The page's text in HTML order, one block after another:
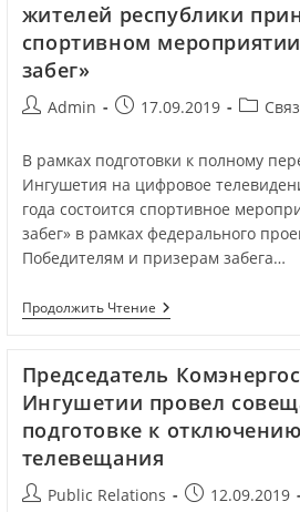
жителей республики
спортивном
забег»
Admin 17.09.2019
В рамках подготовки к полному
Ингушетия на цифровое
года состоится спортивное
забег» в рамках федерального
Победителям и призерам забега…
Продолжить Чтение
Председатель
Ингушетии провел
подготовке к
телевещания
Public Relations 12.09.2019